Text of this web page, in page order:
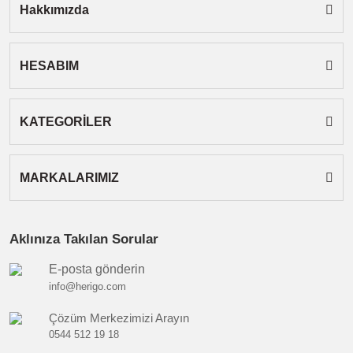
Gönder
Hakkımızda
HESABIM
KATEGORİLER
MARKALARIMIZ
Aklınıza Takılan Sorular
E-posta gönderin
info@herigo.com
Çözüm Merkezimizi Arayın
0544 512 19 18